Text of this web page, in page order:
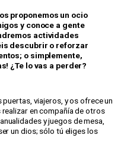
proponemos un ocio
y conoce a gente
actividades
descubrir o reforzar
o simplemente,
¿Te lo vas a perder?
viajeros, y os ofrece un
en compañía de otros
y juegos de mesa,
un dios; sólo tú eliges los